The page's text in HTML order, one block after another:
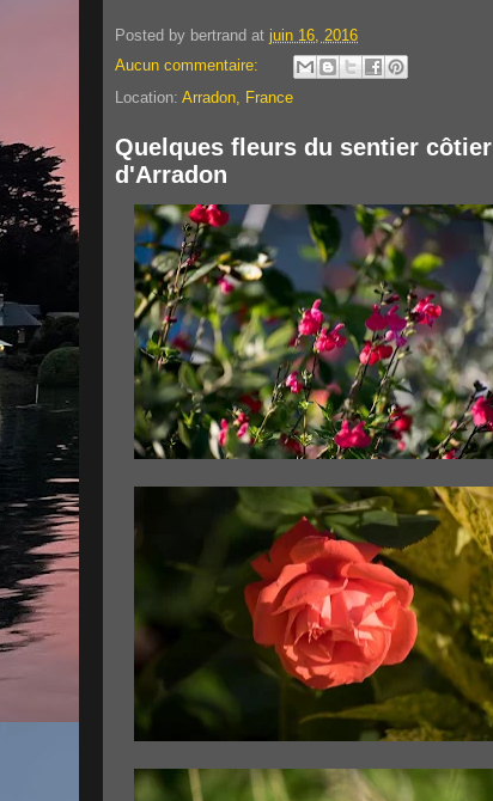
Posted by bertrand at juin 16, 2016
Aucun commentaire:
Location: Arradon, France
Quelques fleurs du sentier côtier
d'Arradon